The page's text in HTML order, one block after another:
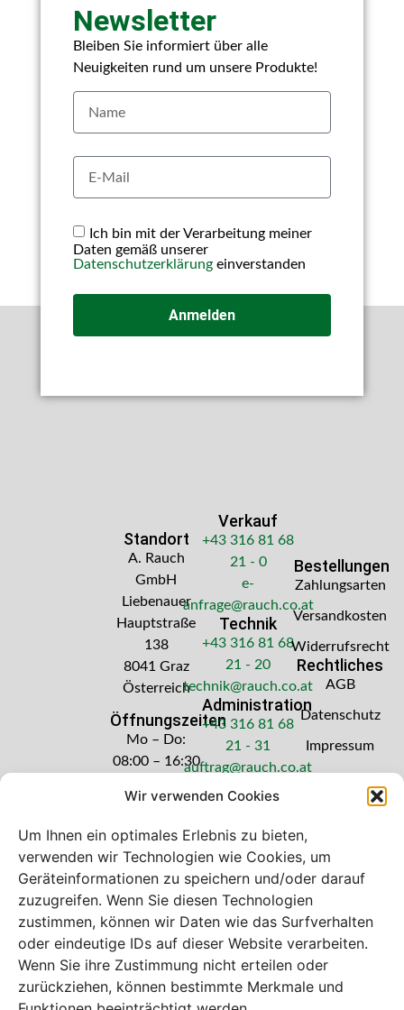
Wir verwenden Cookies
Um Ihnen ein optimales Erlebnis zu bieten,
verwenden wir Technologien wie Cookies, um
Geräteinformationen zu speichern und/oder darauf
zuzugreifen. Wenn Sie diesen Technologien
zustimmen, können wir Daten wie das Surfverhalten
oder eindeutige IDs auf dieser Website verarbeiten.
Wenn Sie ihre Zustimmung nicht erteilen oder
zurückziehen, können bestimmte Merkmale und
Newsletter
Bleiben Sie informiert über alle
Neuigkeiten rund um unsere Produkte!
Ich bin mit der Verarbeitung meiner
Daten gemäß unserer
Datenschutzerklärungeinverstanden
Anmelden
Standort
A. Rauch
GmbH
Liebenauer
Hauptstraße
138
8041 Graz
Österreich
Öffnungszeiten
Mo – Do:
08:00 – 16:30
Freitag: 08:00
Verkauf
+43 316 81 68
21 - 0
e-
anfrage@rauch.co.at
Technik
+43 316 81 68
21 - 20
technik@rauch.co.at
Administration
+43 316 81 68
21 - 31
auftrag@rauch.co.at
Bestellungen
Zahlungsarten
Versandkosten
Widerrufsrecht
Rechtliches
AGB
Datenschutz
Impressum
Bei diesem Webshop handelt es sich um
einen B2B-Webshop
A. Rauch GmbH – Ihr Experte aus Österreich für Waagen,
Eich- & Kalibrierservice, Sprühnebel-Zerstäubungstechnik